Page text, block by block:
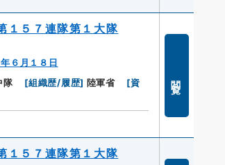
５７連隊第１大隊
６月１８日
隊 [組織歴/履歴] 陸軍省 [資
５７連隊第１大隊